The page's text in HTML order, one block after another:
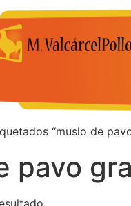
“muslo de
pavo